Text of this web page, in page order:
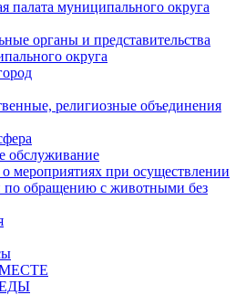
палата муниципального округа
органы и представительства
округа
религиозные объединения
обслуживание
мероприятиях при осуществлении
по обращению с животными без